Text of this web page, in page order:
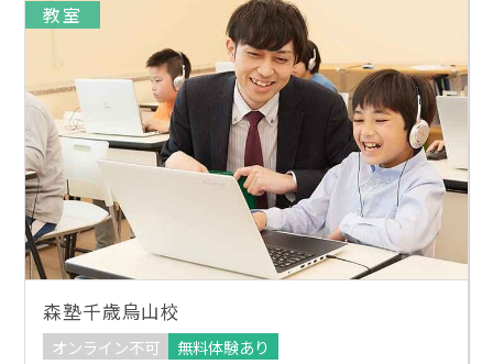
教室
森塾千歳烏山校
オンライン不可
無料体験あり